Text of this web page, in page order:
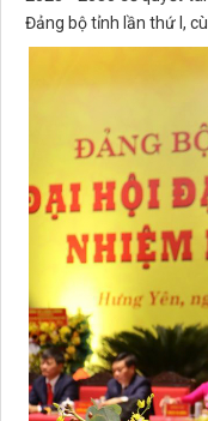
Đảng bộ tỉnh lần thứ I,